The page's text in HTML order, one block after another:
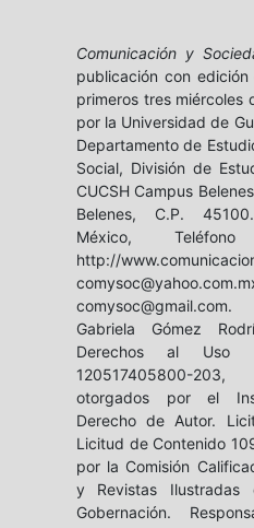
Comunicación y
publicación con
primeros tres miércoles
por la Universidad de
Departamento de
Social, División de
CUCSH Campus
Belenes, C.P.
México, Teléfono
http://
Gabriela Gómez
Derechos al Uso
120517405800-
otorgados por el
Derecho de Autor.
Licitud de Contenido
por la Comisión
y Revistas
Gobernación.